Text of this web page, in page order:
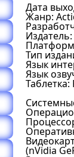
Дата
Жанр:
Тип
Язык
Язык
Таблетка:
(nVidia